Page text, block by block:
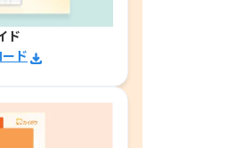
ド
ド